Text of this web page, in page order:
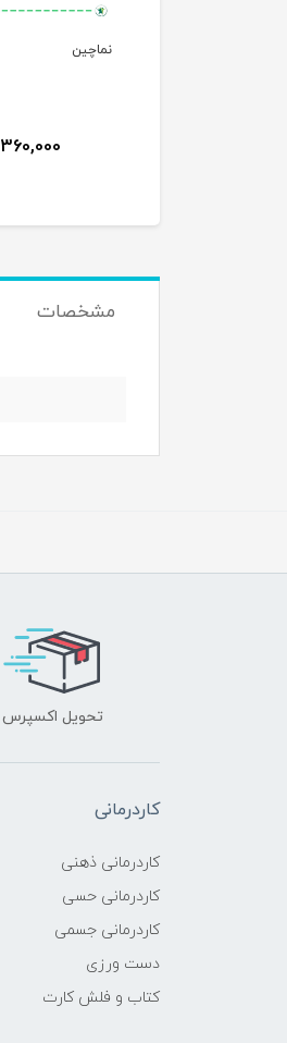
نماچین
360,000
مشخصات
تحویل اکسپرس
کاردرمانی
کاردرمانی ذهنی
کاردرمانی حسی
کاردرمانی جسمی
دست ورزی
کتاب و فلش کارت